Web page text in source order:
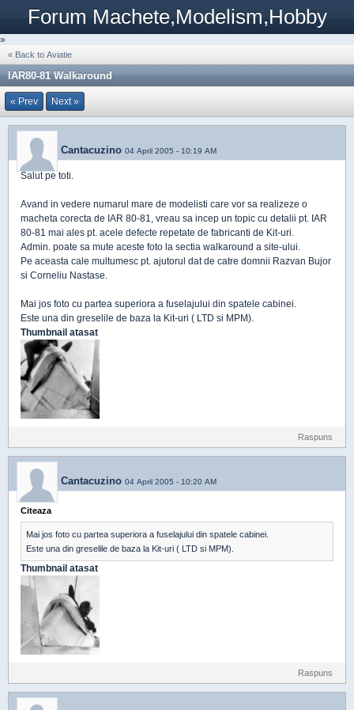
Forum Machete,Modelism,Hobby
»
« Back to Aviatie
IAR80-81 Walkaround
« Prev Next »
Cantacuzino 04 April 2005 - 10:19 AM
Salut pe toti.
Avand in vedere numarul mare de modelisti care vor sa realizeze o
macheta corecta de IAR 80-81, vreau sa incep un topic cu detalii pt. IAR
80-81 mai ales pt. acele defecte repetate de fabricanti de Kit-uri.
Admin. poate sa mute aceste foto la sectia walkaround a site-ului.
Pe aceasta cale multumesc pt. ajutorul dat de catre domnii Razvan Bujor
si Corneliu Nastase.
Mai jos foto cu partea superiora a fuselajului din spatele cabinei.
Este una din greselile de baza la Kit-uri ( LTD si MPM).
Thumbnail atasat
Raspuns
Cantacuzino 04 April 2005 - 10:20 AM
Citeaza
Mai jos foto cu partea superiora a fuselajului din spatele cabinei.
Este una din greselile de baza la Kit-uri ( LTD si MPM).
Thumbnail atasat
Raspuns